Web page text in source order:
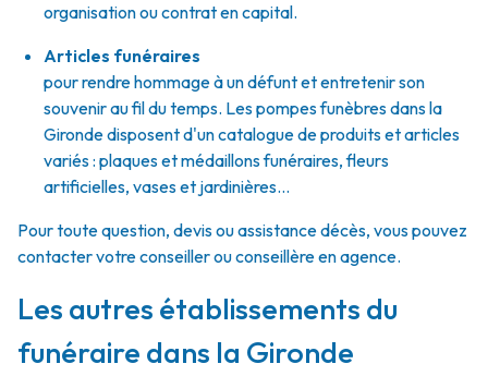
organisation ou contrat en capital.
Articles funéraires
pour rendre hommage à un défunt et entretenir son
souvenir au fil du temps. Les pompes funèbres dans la
Gironde disposent d'un catalogue de produits et articles
variés : plaques et médaillons funéraires, fleurs
artificielles, vases et jardinières...
Pour toute question, devis ou assistance décès, vous pouvez
contacter votre conseiller ou conseillère en agence.
Les autres établissements du
funéraire dans la Gironde